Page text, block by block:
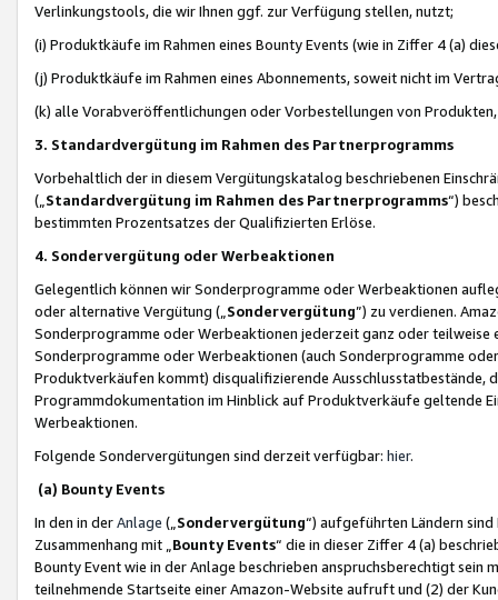
Verlinkungstools, die wir Ihnen ggf. zur Verfügung stellen, nutzt;
(i) Produktkäufe im Rahmen eines Bounty Events (wie in Ziffer 4 (a)
(j) Produktkäufe im Rahmen eines Abonnements, soweit nicht im
(k) alle Vorabveröffentlichungen oder Vorbestellungen von
3. Standardvergütung im Rahmen des Partnerprogramms
Vorbehaltlich der in diesem Vergütungskatalog beschriebenen
(„ Standardvergütung im Rahmen des Partnerprogramms“)
bestimmten Prozentsatzes der Qualifizierten Erlöse.
4. Sondervergütung oder Werbeaktionen
Gelegentlich können wir Sonderprogramme oder Werbeaktionen
oder alternative Vergütung („ Sondervergütung”) zu verdienen.
Sonderprogramme oder Werbeaktionen jederzeit ganz oder
Sonderprogramme oder Werbeaktionen (auch Sonderprogramme
Produktverkäufen kommt) disqualifizierende Ausschlusstatbestände,
Programmdokumentation im Hinblick auf Produktverkäufe geltende
Werbeaktionen.
Folgende Sondervergütungen sind derzeit verfügbar: hier.
(a) Bounty Events
In den in derAnlage („ Sondervergütung“) aufgeführten Ländern
Zusammenhang mit „ Bounty Events“ die in dieser Ziffer 4 (a)
Bounty Event wie in der Anlage beschrieben anspruchsberechtigt sein
teilnehmende Startseite einer Amazon-Website aufruft und (2) der